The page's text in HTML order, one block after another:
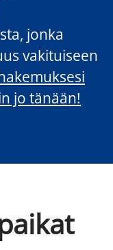
jonka
vakituiseen
jo tänään!